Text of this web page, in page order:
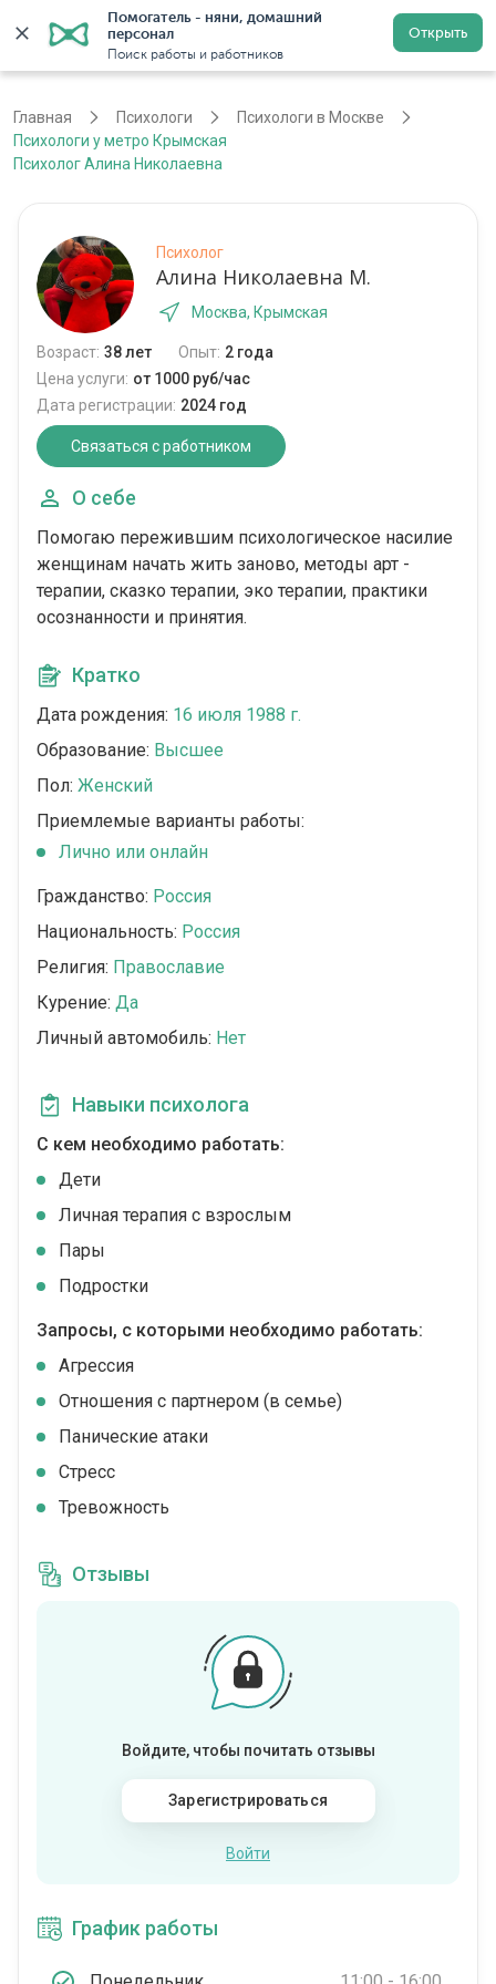
Помогатель - няни, домашний
персонал
Поиск работы и работников
Открыть
Регистрация
Главная Психологи
Психологи в Москве
Психологи у метро Крымская
Психолог Алина Николаевна
Психолог
Алина Николаевна М.
Москва, Крымская
Возраст: 38 лет Опыт: 2 года
Цена услуги: от 1000 руб/час
Дата регистрации: 2024 год
Связаться с работником
О себе
Помогаю пережившим психологическое насилие
женщинам начать жить заново, методы арт -
терапии, сказко терапии, эко терапии, практики
осознанности и принятия.
Кратко
Дата рождения: 16 июля 1988 г.
Образование: Высшее
Пол: Женский
Приемлемые варианты работы:
Лично или онлайн
Гражданство: Россия
Национальность: Россия
Религия: Православие
Курение: Да
Личный автомобиль: Нет
Навыки психолога
С кем необходимо работать:
Дети
Личная терапия с взрослым
Пары
Подростки
Запросы, с которыми необходимо работать:
Агрессия
Отношения с партнером (в семье)
Панические атаки
Стресс
Тревожность
Отзывы
Войдите, чтобы почитать отзывы
Зарегистрироваться
Войти
График работы